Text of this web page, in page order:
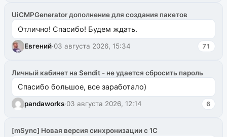
UiCMPGenerator дополнение для создания пакетов
Отлично! Спасибо! Будем ждать.
Евгений·03 августа 2026, 15:34 71
Личный кабинет на Sendit - не удается сбросить пароль
Спасибо большое, все заработало)
pandaworks·03 августа 2026, 12:14 6
[mSync] Новая версия синхронизации с 1С